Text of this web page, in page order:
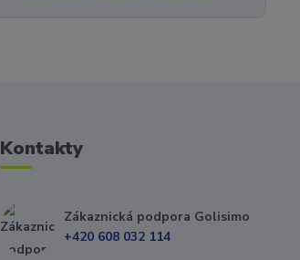
Kontakty
Zákaznická podpora Golisimo
+420 608 032 114